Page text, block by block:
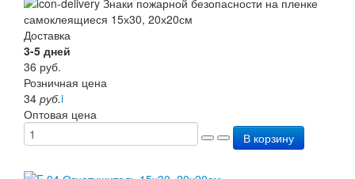
Доставка
3-5 дней
36 руб.
Розничная цена
34 руб.i
Оптовая цена
В корзину